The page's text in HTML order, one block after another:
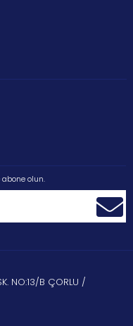
olun.
NO:13/B ÇORLU /